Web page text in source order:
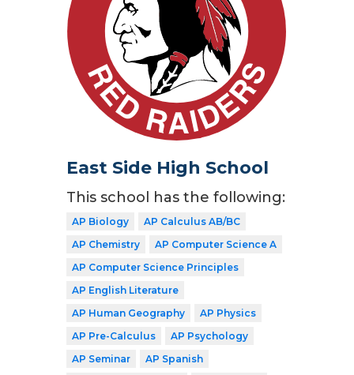
East Side High School
This school has the following:
AP Biology
AP Calculus AB/BC
AP Chemistry
AP Computer Science A
AP Computer Science Principles
AP English Literature
AP Human Geography
AP Physics
AP Pre-Calculus
AP Psychology
AP Seminar
AP Spanish